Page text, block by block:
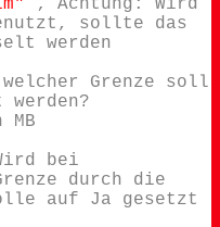
‚ Achtung: Wird
sollte das
werden
Grenze soll
MB
bei
durch die
auf Ja gesetzt